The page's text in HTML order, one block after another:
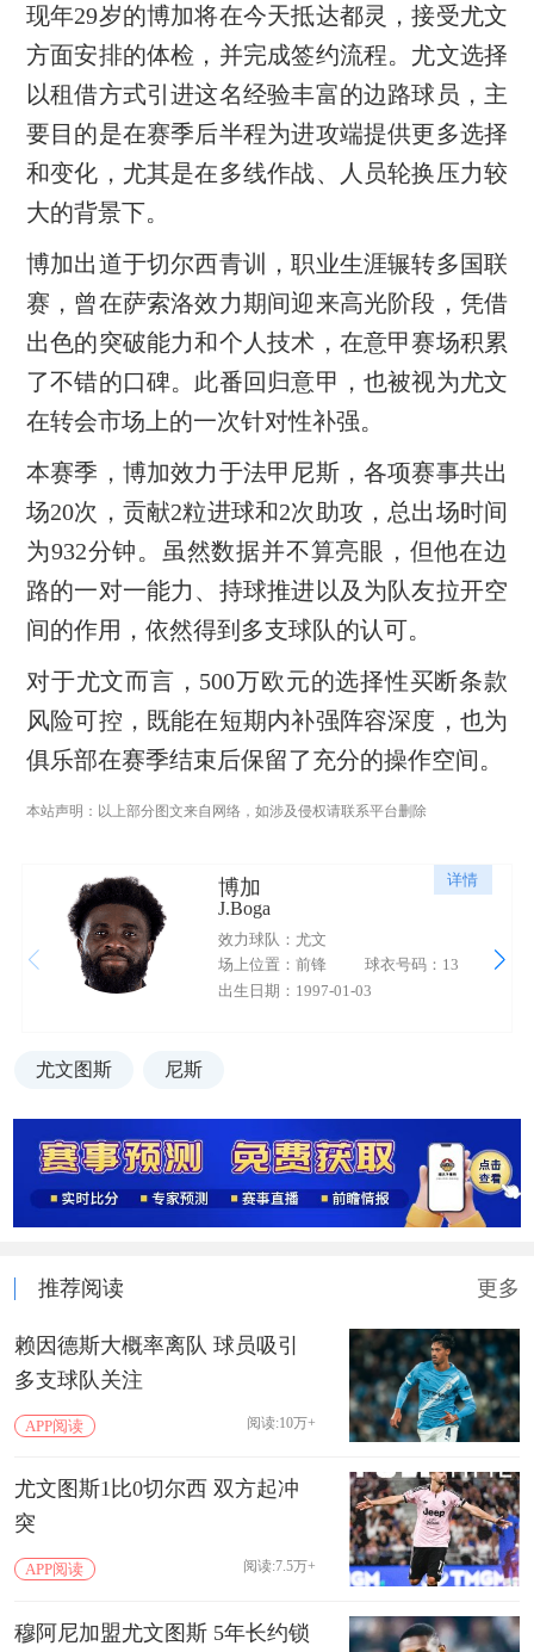
现年29岁的博加将在今天抵达都灵，接受尤文
方面安排的体检，并完成签约流程。尤文选择
以租借方式引进这名经验丰富的边路球员，主
要目的是在赛季后半程为进攻端提供更多选择
和变化，尤其是在多线作战、人员轮换压力较
大的背景下。
博加出道于切尔西青训，职业生涯辗转多国联
赛，曾在萨索洛效力期间迎来高光阶段，凭借
出色的突破能力和个人技术，在意甲赛场积累
了不错的口碑。此番回归意甲，也被视为尤文
在转会市场上的一次针对性补强。
本赛季，博加效力于法甲尼斯，各项赛事共出
场20次，贡献2粒进球和2次助攻，总出场时间
为932分钟。虽然数据并不算亮眼，但他在边
路的一对一能力、持球推进以及为队友拉开空
间的作用，依然得到多支球队的认可。
对于尤文而言，500万欧元的选择性买断条款
风险可控，既能在短期内补强阵容深度，也为
俱乐部在赛季结束后保留了充分的操作空间。
本站声明：以上部分图文来自网络，如涉及侵权请联系平台删除
详情
博加
J.Boga
效力球队：尤文
场上位置：前锋
球衣号码：13
出生日期：1997-01-03
尤文图斯 尼斯
推荐阅读 更多
赖因德斯大概率离队 球员吸引
多支球队关注
APP阅读 阅读:10万+
尤文图斯1比0切尔西 双方起冲
突
APP阅读 阅读:7.5万+
穆阿尼加盟尤文图斯 5年长约锁